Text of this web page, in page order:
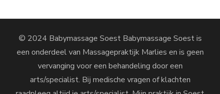
© 2024 Babymassage Soest Babymassage Soest is
een onderdeel van Massagepraktijk Marlies en is geen
vervanging voor een behandeling door een
arts/specialist. Bij medische vragen of klachten